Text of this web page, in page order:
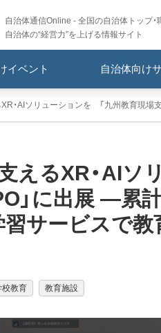
自治体通信Online - 全国の自治体トップ・
自治体の“経営力”を上げる情報サイト
イベント 自治体向け
XR・AIソリューションを 「九州教育現
えるXR・AI
」に出展 ―累
サービスで
校教育 教育施設